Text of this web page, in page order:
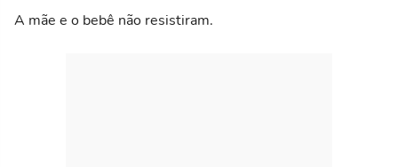
A mãe e o bebê não resistiram.